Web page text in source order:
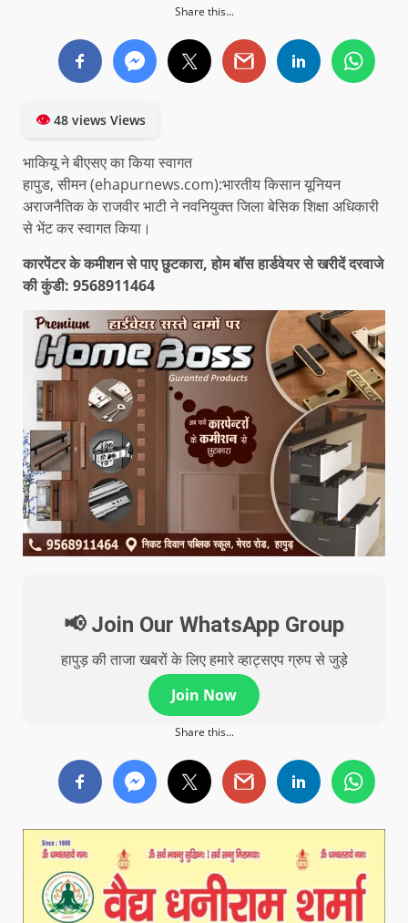
Share this...
👁48 views Views
भाकियू ने बीएसए का किया स्वागत
हापुड, सीमन (ehapurnews.com):भारतीय किसान यूनियन
अराजनैतिक के राजवीर भाटी ने नवनियुक्त जिला बेसिक शिक्षा अधिकारी
से भेंट कर स्वागत किया।
कारपेंटर के कमीशन से पाए छुटकारा, होम बॉस हार्डवेयर से खरीदें दरवाजे
की कुंडी: 9568911464
📢 Join Our WhatsApp Group
हापुड़ की ताजा खबरों के लिए हमारे व्हाट्सएप ग्रुप से जुड़े
Join Now
Share this...